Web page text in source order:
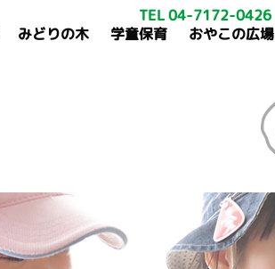
みどりの木 学童保育 おやこの広場
TEL 04-7172-0426